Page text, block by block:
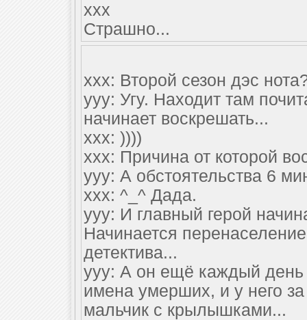
xxx
Страшно...
xxx: Второй сезон дэс
yyy: Угу. Находит там
начинает воскрешать...
xxx: ))))
xxx: Причина от которой
yyy: А обстоятельства 6
xxx: ^_^ Дада.
yyy: И главный герой
Начинается
детектива...
yyy: А он ещё каждый день
имена умерших, и у него
мальчик с крылышками...